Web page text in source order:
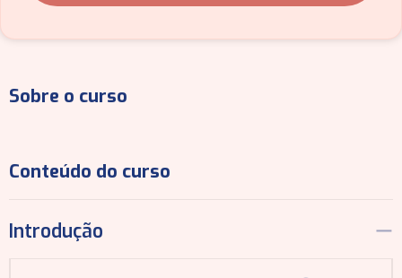
Sobre o curso
Conteúdo do curso
Introdução